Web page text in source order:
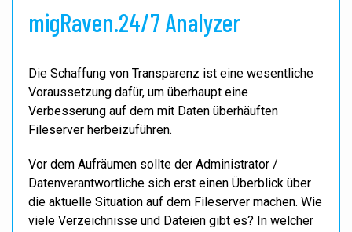
migRaven.24/7 Analyzer
Die Schaffung von Transparenz ist eine wesentliche
Voraussetzung dafür, um überhaupt eine
Verbesserung auf dem mit Daten überhäuften
Fileserver herbeizuführen.
Vor dem Aufräumen sollte der Administrator /
Datenverantwortliche sich erst einen Überblick über
die aktuelle Situation auf dem Fileserver machen. Wie
viele Verzeichnisse und Dateien gibt es? In welcher